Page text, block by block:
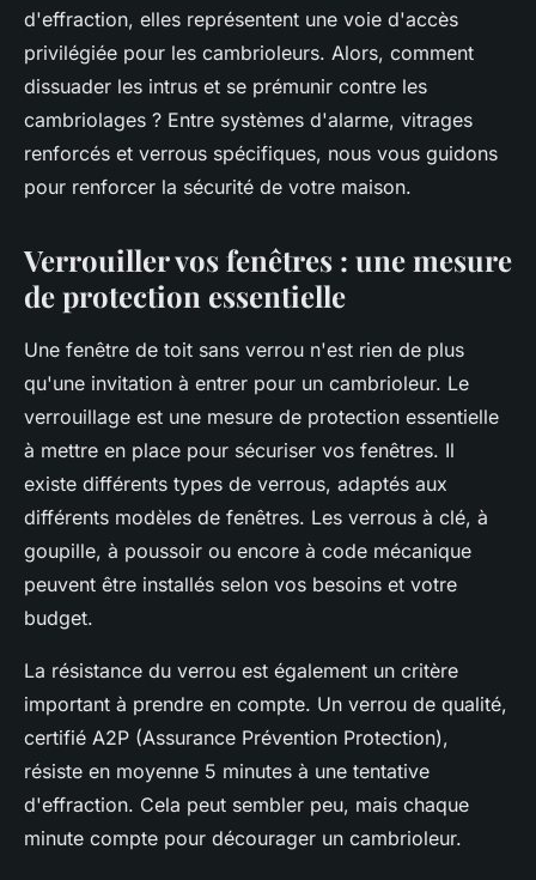
d'effraction, elles représentent une voie d'accès
privilégiée pour les cambrioleurs. Alors, comment
dissuader les intrus et se prémunir contre les
cambriolages ? Entre systèmes d'alarme, vitrages
renforcés et verrous spécifiques, nous vous guidons
pour renforcer la sécurité de votre maison.
Verrouiller vos fenêtres : une mesure
de protection essentielle
Une fenêtre de toit sans verrou n'est rien de plus
qu'une invitation à entrer pour un cambrioleur. Le
verrouillage est une mesure de protection essentielle
à mettre en place pour sécuriser vos fenêtres. Il
existe différents types de verrous, adaptés aux
différents modèles de fenêtres. Les verrous à clé, à
goupille, à poussoir ou encore à code mécanique
peuvent être installés selon vos besoins et votre
budget.
La résistance du verrou est également un critère
important à prendre en compte. Un verrou de qualité,
certifié A2P (Assurance Prévention Protection),
résiste en moyenne 5 minutes à une tentative
d'effraction. Cela peut sembler peu, mais chaque
minute compte pour décourager un cambrioleur.